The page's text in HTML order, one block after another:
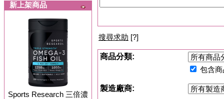
新上架商品
Sports Research 三倍濃
搜尋求助 [?]
商品分類:
包含
製造廠商: